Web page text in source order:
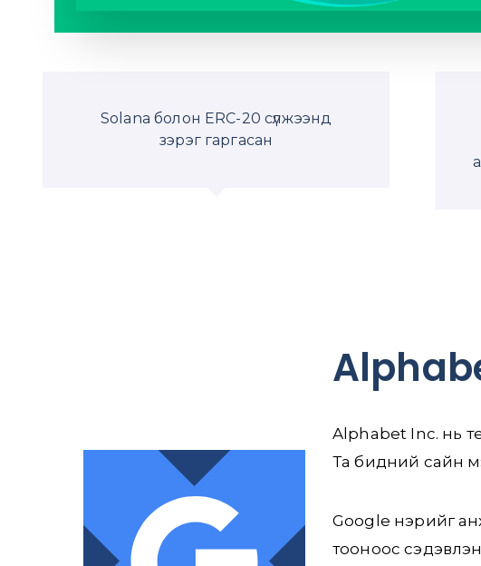
Solana болон ERC-20 сүлжээнд
зэрэг гаргасан
Alphabet Inc. нь
Та бидний сайн
Google нэрийг
тооноос